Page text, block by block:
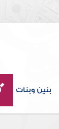
بنين وبنات